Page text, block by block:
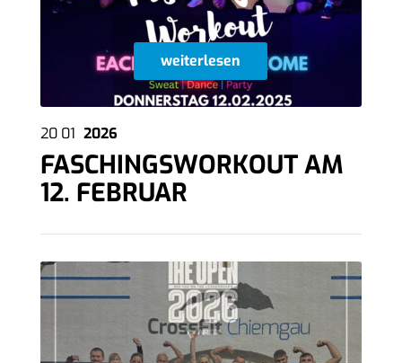
weiterlesen
20 01 2026
FASCHINGSWORKOUT AM
12. FEBRUAR